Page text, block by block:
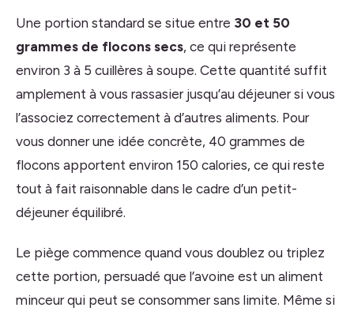
Une portion standard se situe entre 30 et 50
grammes de flocons secs, ce qui représente
environ 3 à 5 cuillères à soupe. Cette quantité suffit
amplement à vous rassasier jusqu’au déjeuner si vous
l’associez correctement à d’autres aliments. Pour
vous donner une idée concrète, 40 grammes de
flocons apportent environ 150 calories, ce qui reste
tout à fait raisonnable dans le cadre d’un petit-
déjeuner équilibré.
Le piège commence quand vous doublez ou triplez
cette portion, persuadé que l’avoine est un aliment
minceur qui peut se consommer sans limite. Même si